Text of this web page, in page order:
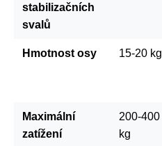
stabilizačních
svalů
Hmotnost osy 15-20 kg
Maximální
zatížení
200-400
kg